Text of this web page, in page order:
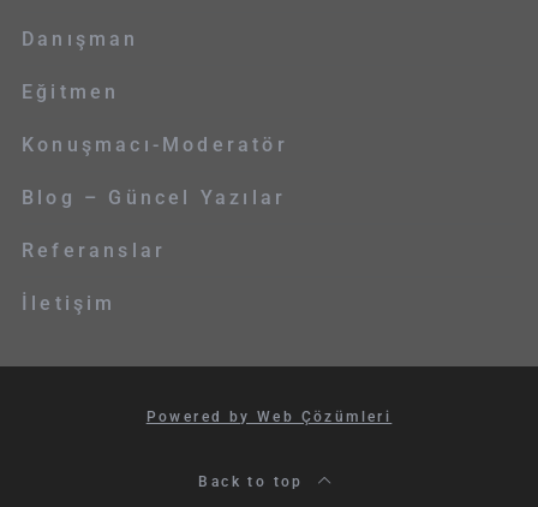
Danışman
Eğitmen
Konuşmacı-Moderatör
Blog – Güncel Yazılar
Referanslar
İletişim
Powered by Web Çözümleri
Back to top